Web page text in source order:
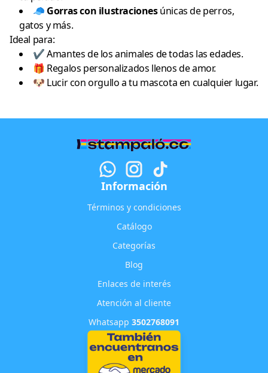
🧢 Gorras con ilustracionesúnicas de perros,
gatos y más.
Ideal para:
✔️ Amantes de los animales de todas las edades.
🎁 Regalos personalizados llenos de amor.
🐶 Lucir con orgullo a tu mascota en cualquier lugar.
Información
Términos y condiciones
Catálogo
Categorías
Blog
Enlaces de interés
Atención al cliente
Whatsapp 3502768091